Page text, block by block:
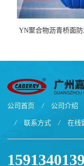
YN聚合物沥青桥面
公司首页 / 公司介绍
/ 联系方式 / 在线